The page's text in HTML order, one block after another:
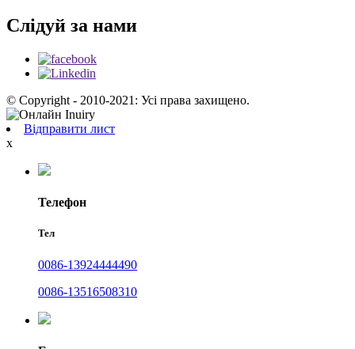
Слідуй за нами
© Copyright - 2010-2021: Усі права захищено.
Відправити лист
x
Телефон
Тел
0086-13924444490
0086-13516508310